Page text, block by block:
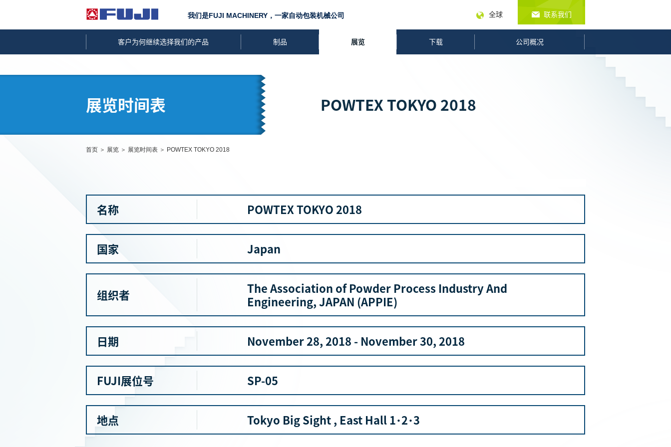
我们是FUJI MACHINERY，一家自动包装机械公司
客户为何继续选择我们的产品 制品 展览 下载 公司概况
全球 联系我们
展览时间表 POWTEX TOKYO 2018
首页 展览 展览时间表 POWTEX TOKYO 2018
名称 POWTEX TOKYO 2018
国家 Japan
组织者
The Association of Powder Process Industry And
Engineering, JAPAN (APPIE)
日期 November 28, 2018 - November 30, 2018
FUJI展位号 SP-05
地点 Tokyo Big Sight , East Hall 1･2･3